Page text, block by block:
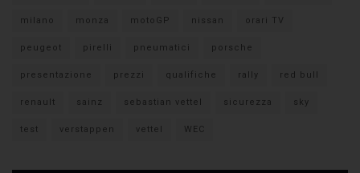
milano monza motoGP nissan orari TV
peugeot pirelli pneumatici porsche
presentazione prezzi qualifiche rally red bull
renault sainz sebastian vettel sicurezza sky
test verstappen vettel WEC